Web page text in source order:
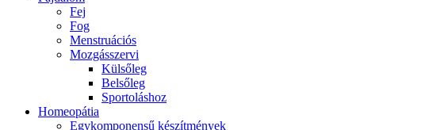
Fej
Fog
Menstruációs
Mozgásszervi
Külsőleg
Belsőleg
Sportoláshoz
Homeopátia
Egykomponensű készítmények